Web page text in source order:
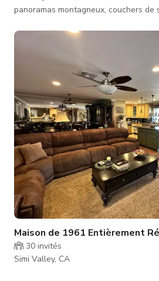
panoramas montagneux, couchers de
parking d'un quart d'acre pour la
Maison de 1961 Entièrement
30 invités
Simi Valley, CA